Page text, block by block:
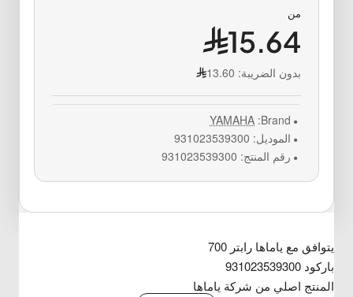
من
15.64
بدون الضريبة: 13.60
Brand:
YAMAHA
الموديل: 931023539300
رقم المنتج: 931023539300
يتوافق مع ياماها رابتر 700
باركود 931023539300
المنتج اصلي من شركة ياماها